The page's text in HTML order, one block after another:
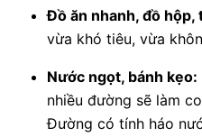
Đồ ăn nhanh, đồ hộp,
vừa khó tiêu, vừa
Nước ngọt, bánh kẹo:
nhiều đường sẽ làm
Đường có tính háo